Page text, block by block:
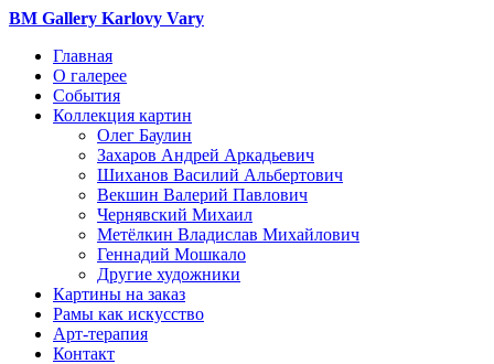
BM Gallery Karlovy Vary
Главная
О галерее
События
Коллекция картин
Олег Баулин
Захаров Андрей Аркадьевич
Шиханов Василий Альбертович
Векшин Валерий Павлович
Чернявский Михаил
Метёлкин Владислав Михайлович
Геннадий Мошкало
Другие художники
Картины на заказ
Рамы как искусство
Арт-терапия
Контакт